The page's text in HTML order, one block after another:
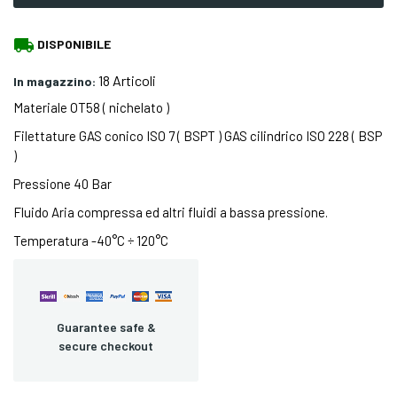
local_shipping DISPONIBILE
In magazzino: 18 Articoli
Materiale OT58 ( nichelato )
Filettature GAS conico ISO 7 ( BSPT ) GAS cilindrico ISO 228 ( BSP
)
Pressione 40 Bar
Fluido Aria compressa ed altri fluidi a bassa pressione.
Temperatura -40°C ÷ 120°C
Guarantee safe &
secure checkout